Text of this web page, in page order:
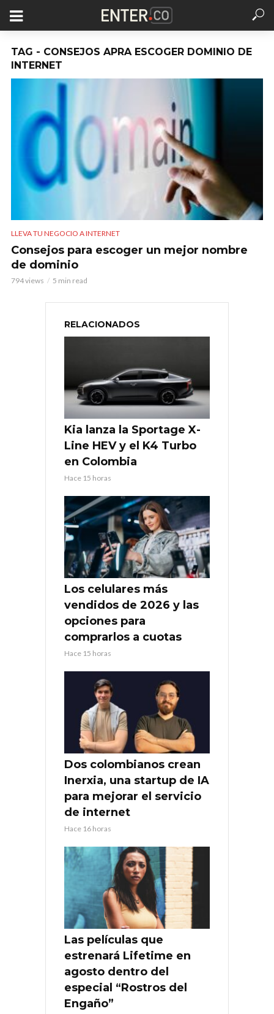
TAG - CONSEJOS APRA ESCOGER DOMINIO DE
INTERNET
LLEVA TU NEGOCIO A INTERNET
Consejos para escoger un mejor nombre
de dominio
794 views 5 min read
RELACIONADOS
Kia lanza la Sportage X-
Line HEV y el K4 Turbo
en Colombia
Hace 15 horas
Los celulares más
vendidos de 2026 y las
opciones para
comprarlos a cuotas
Hace 15 horas
Dos colombianos crean
Inerxia, una startup de IA
para mejorar el servicio
de internet
Hace 16 horas
Las películas que
estrenará Lifetime en
agosto dentro del
especial “Rostros del
Engaño”